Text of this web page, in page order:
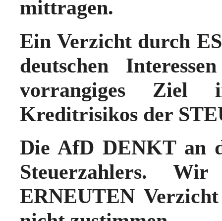
mittragen.
Ein Verzicht durch
deutschen
vorrangiges Ziel
Kreditrisikos der
Die AfD DENKT an
Steuerzahlers.
ERNEUTEN